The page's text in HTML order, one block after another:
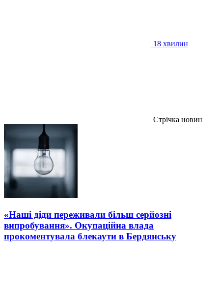
18 хвилин
Стрічка новин
«Наші діди переживали більш серйозні
випробування». Окупаційна влада
прокоментувала блекаути в Бердянську